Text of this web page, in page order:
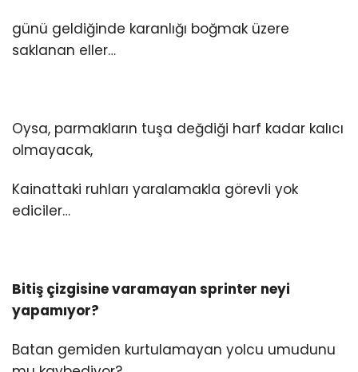
günü geldiğinde karanlığı boğmak üzere
saklanan eller…
Oysa, parmakların tuşa değdiği harf kadar kalıcı
olmayacak,
Kainattaki ruhları yaralamakla görevli yok
ediciler…
Bitiş çizgisine varamayan sprinter neyi
yapamıyor?
Batan gemiden kurtulamayan yolcu umudunu